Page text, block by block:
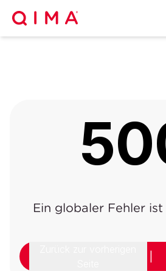
Ein globaler Fehler